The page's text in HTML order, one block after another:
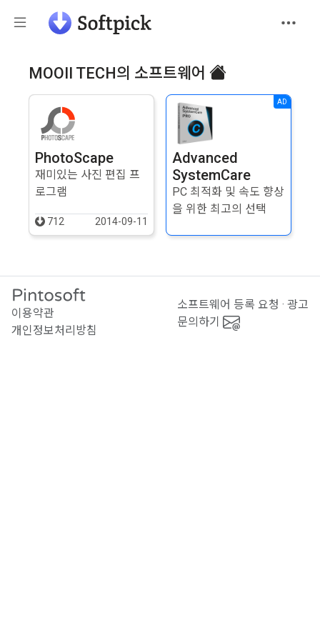
MOOII TECH의 소프트웨어
PhotoScape
재미있는 사진 편집 프
로그램
712 2014-09-11
AD
Advanced
SystemCare
PC 최적화 및 속도 향상
을 위한 최고의 선택
이용약관
개인정보처리방침
소프트웨어 등록 요청 · 광고
문의하기